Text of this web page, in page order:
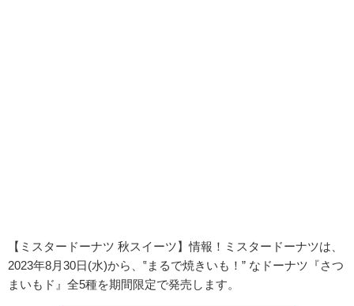
【ミスタードーナツ 秋スイーツ】情報！
ミスタードーナツは、
2023年8月30日(水)から、‟まるで焼きいも！” なドーナツ『さつ
まいもド』全5種を期間限定で発売します。